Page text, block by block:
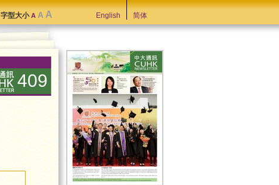
字型大小A A A English 简体
409